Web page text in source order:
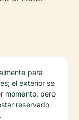
para
el exterior se
momento, pero
reservado